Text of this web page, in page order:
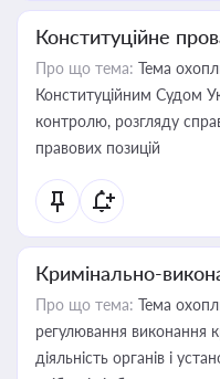
Конституційне
Про що тема: Тема
Конституційним Судом
контролю, розгляду
правових позицій
Кримінально-
Про що тема: Тема
регулювання виконання
діяльність органів і